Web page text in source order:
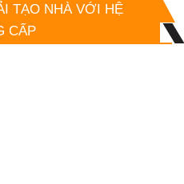
TẠO NHÀ VỚI HỆ
CẤP